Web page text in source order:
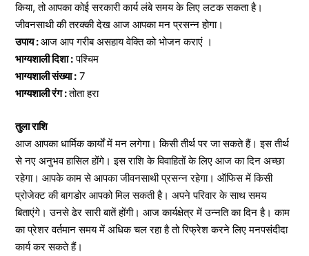
किया, तो आपका कोई सरकारी कार्य लंबे समय के लिए लटक सकता है।
जीवनसाथी की तरक्की देख आज आपका मन प्रसन्न होगा।
उपाय :आज आप गरीब असहाय वेक्ति को भोजन कराएं ।
भाग्यशाली दिशा :पश्चिम
भाग्यशाली संख्या : 7
भाग्यशाली रंग :तोता हरा
तुला राशि
आज आपका धार्मिक कार्यों में मन लगेगा। किसी तीर्थ पर जा सकते हैं। इस तीर्थ
से नए अनुभव हासिल होंगे। इस राशि के विवाहितों के लिए आज का दिन अच्छा
रहेगा। आपके काम से आपका जीवनसाथी प्रसन्न रहेगा। ऑफिस में किसी
प्रोजेक्ट की बागडोर आपको मिल सकती है। अपने परिवार के साथ समय
बिताएंगे। उनसे ढेर सारी बातें होंगी। आज कार्यक्षेत्र में उन्नति का दिन है। काम
का प्रेशर वर्तमान समय में अधिक चल रहा है तो रिफ्रेश करने लिए मनपसंदीदा
कार्य कर सकते हैं।